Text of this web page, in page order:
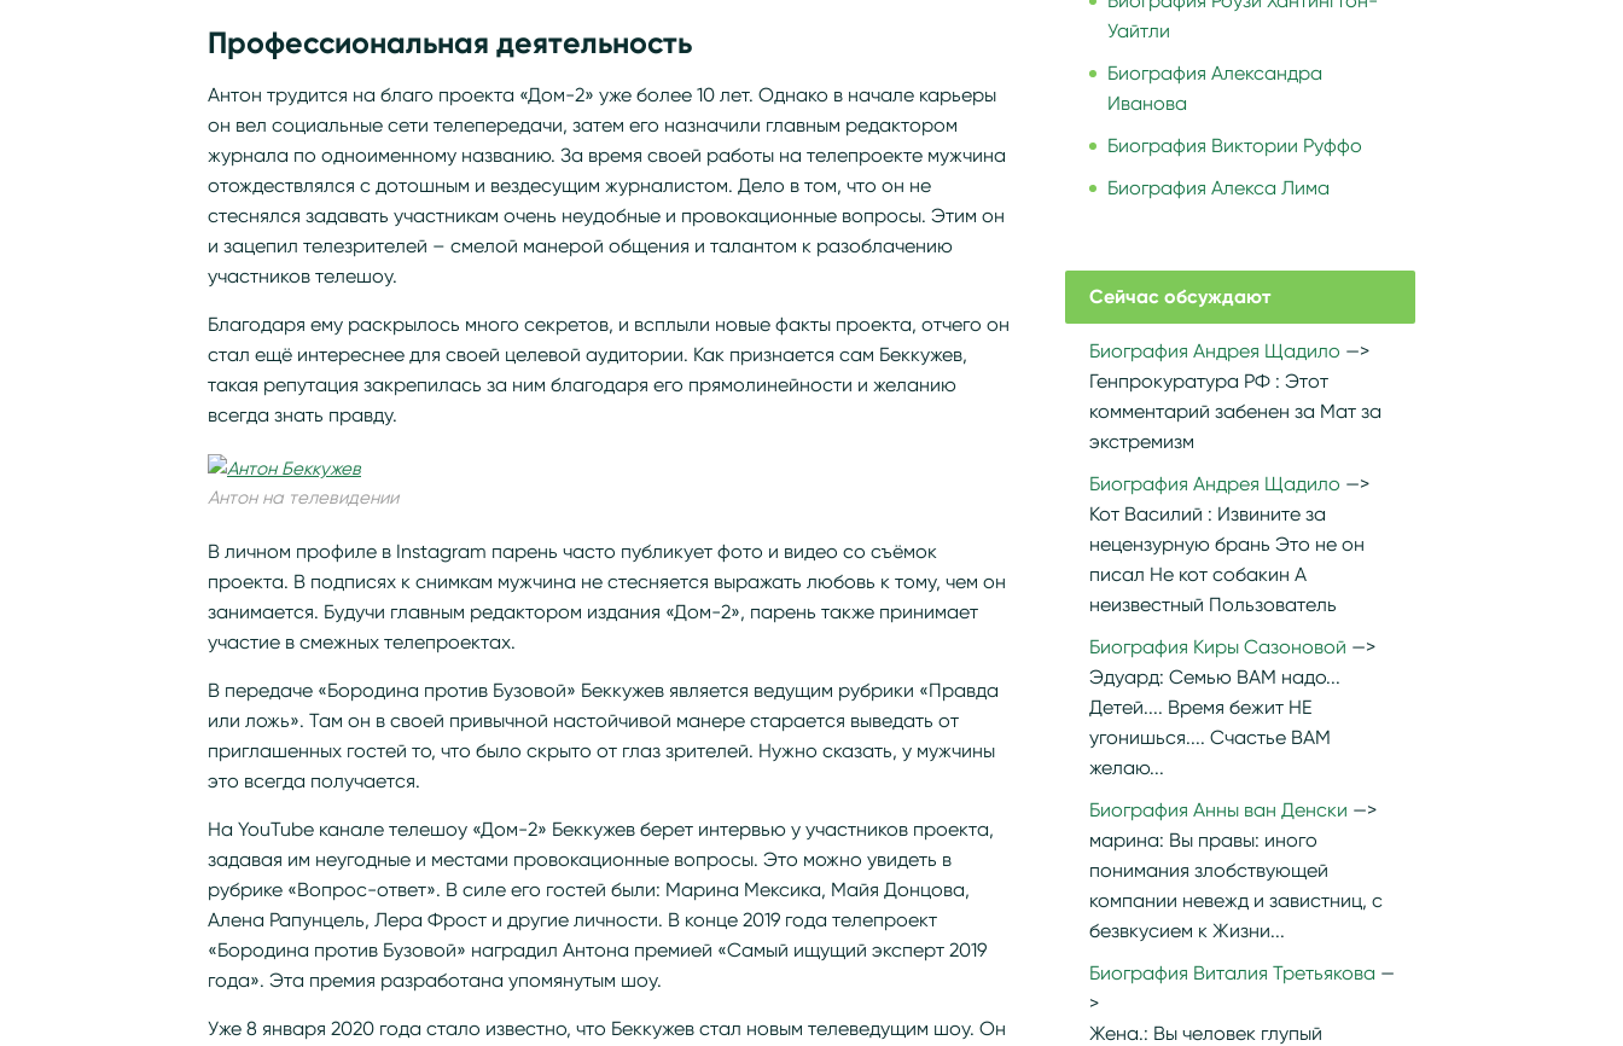
Профессиональная деятельность
Антон трудится на благо проекта «Дом-2» уже более 10 лет. Однако в начале карьеры
он вел социальные сети телепередачи, затем его назначили главным редактором
журнала по одноименному названию. За время своей работы на телепроекте мужчина
отождествлялся с дотошным и вездесущим журналистом. Дело в том, что он не
стеснялся задавать участникам очень неудобные и провокационные вопросы. Этим он
и зацепил телезрителей – смелой манерой общения и талантом к разоблачению
участников телешоу.
Благодаря ему раскрылось много секретов, и всплыли новые факты проекта, отчего он
стал ещё интереснее для своей целевой аудитории. Как признается сам Беккужев,
такая репутация закрепилась за ним благодаря его прямолинейности и желанию
всегда знать правду.
Антон на телевидении
В личном профиле в Instagram парень часто публикует фото и видео со съёмок
проекта. В подписях к снимкам мужчина не стесняется выражать любовь к тому, чем он
занимается. Будучи главным редактором издания «Дом-2», парень также принимает
участие в смежных телепроектах.
В передаче «Бородина против Бузовой» Беккужев является ведущим рубрики «Правда
или ложь». Там он в своей привычной настойчивой манере старается выведать от
приглашенных гостей то, что было скрыто от глаз зрителей. Нужно сказать, у мужчины
это всегда получается.
На YouTube канале телешоу «Дом-2» Беккужев берет интервью у участников проекта,
задавая им неугодные и местами провокационные вопросы. Это можно увидеть в
рубрике «Вопрос-ответ». В силе его гостей были: Марина Мексика, Майя Донцова,
Алена Рапунцель, Лера Фрост и другие личности. В конце 2019 года телепроект
«Бородина против Бузовой» наградил Антона премией «Самый ищущий эксперт 2019
года». Эта премия разработана упомянутым шоу.
Уже 8 января 2020 года стало известно, что Беккужев стал новым телеведущим шоу. Он
Уайтли
Биография Александра
Иванова
Биография Виктории Руффо
Биография Алекса Лима
Сейчас обсуждают
Биография Андрея Щадило
Генпрокуратура РФ : Этот
комментарий забенен за Мат за
экстремизм
Биография Андрея Щадило
Кот Василий : Извините за
нецензурную брань Это не он
писал Не кот собакин А
неизвестный Пользователь
Биография Киры Сазоновой
Эдуард: Семью ВАМ надо...
Детей.... Время бежит НЕ
угонишься.... Счастье ВАМ
желаю...
Биография Анны ван Денски
марина: Вы правы: иного
понимания злобствующей
компании невежд и завистниц, с
безвкусием к Жизни...
Биография Виталия Третьякова
Жена.: Вы человек глупый